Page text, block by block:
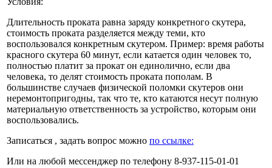
Длительность проката равна заряду конкретного скутера,
стоимость проката разделяется между теми, кто
воспользовался конкретным скутером. Пример: время работы
красного скутера 60 минут, если катается один человек то,
полностью платит за прокат он единолично, если два
человека, то делят стоимость проката пополам. В
большинстве случаев физической поломки скутеров они
неремонтопригодны, так что те, кто катаются несут полную
материальную ответственность за устройство, которым они
воспользовались.
Записаться , задать вопрос можно по ссылке:
Или на любой мессенджер по телефону 8-937-115-01-01